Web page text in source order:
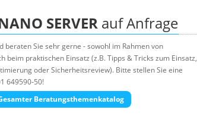
SERVER auf Anfrage
beraten Sie sehr gerne - sowohl im Rahmen von
praktischen Einsatz (z.B. Tipps & Tricks zum Einsatz,
oder Sicherheitsreview). Bitte stellen Sie eine
649590-50!
Beratungsthemenkatalog